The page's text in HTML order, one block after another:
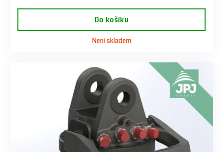
Do košíku
Není skladem